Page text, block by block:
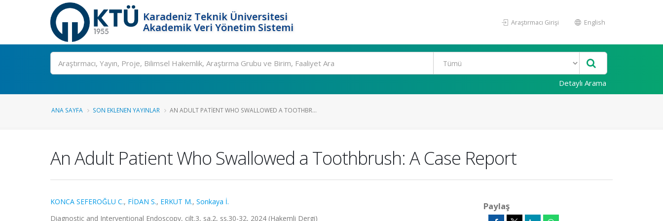
Karadeniz Teknik Üniversitesi
Akademik Veri Yönetim Sistemi
Araştırmacı Girişi English
Ara
Detaylı Arama
ANA SAYFA SON EKLENEN YAYINLAR AN ADULT PATIENT WHO SWALLOWED A TOOTHBR...
An Adult Patient Who Swallowed a Toothbrush: A Case Report
KONCA SEFEROĞLU C., FİDAN S., ERKUT M., Sonkaya İ.
Diagnostic and Interventional Endoscopy, cilt.3, sa.2, ss.30-32, 2024 (Hakemli Dergi)
Paylaş